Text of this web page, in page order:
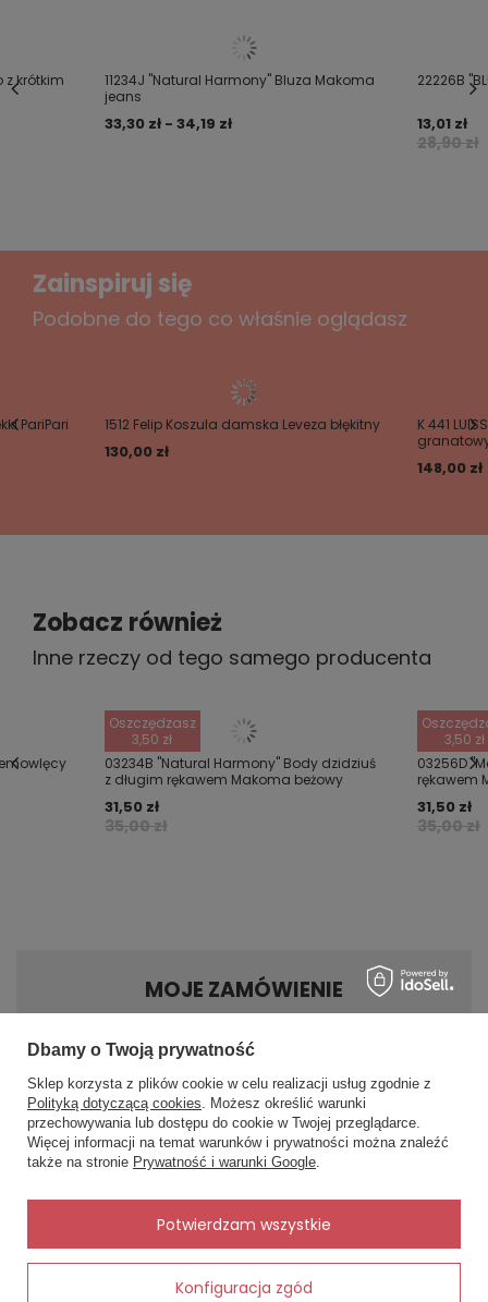
Zapinane z bezniklowe napki.
-Materiał: 100% bawełna
- Producent: Makoma
Treść twojej opinii
Twoje imię
z krótkim
11234J "Natural Harmony" Bluza Makoma
jeans
33,30 zł - 34,19 zł
22226B
28,90 zł
13,01 zł
Zainspiruj się
Podobne do tego co właśnie oglądasz
PariPari 1512 Felip Koszula damska Leveza błękitny
130,00 zł
K 441
148,00 zł
Zobacz również
Inne rzeczy od tego samego producenta
Oszczędzasz
3,50 zł
03234B "Natural Harmony" Body dzidziuś
z długim rękawem Makoma beżowy
35,00 zł
31,50 zł
3,50 zł
03256D
rękawem
35,00 zł
31,50 zł
MOJE ZAMÓWIENIE
Status zamówienia
Śledzenie przesyłki
Chcę zareklamować produkt
Chcę zwrócić produkt
Kontakt
MOJE KONTO
×
✨ Asystent zakupowy
Napisz czego szukasz — pokażę
gotowe propozycje.
Dbamy o Twoją prywatność
Sklep korzysta z plików cookie w celu realizacji usług zgodnie z
Polityką dotyczącą cookies. Możesz określić warunki
przechowywania lub dostępu do cookie w Twojej przeglądarce.
Więcej informacji na temat warunków i prywatności można znaleźć
także na stronie Prywatność i warunki Google.
Konfiguracja zgód
Potwierdzam wszystkie